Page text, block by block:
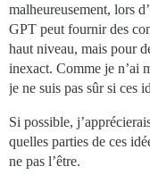
malheureusement, lors
GPT peut fournir des
haut niveau, mais pour
inexact. Comme je n’ai
je ne suis pas sûr si ces
Si possible,
quelles parties de ces
ne pas l’être.